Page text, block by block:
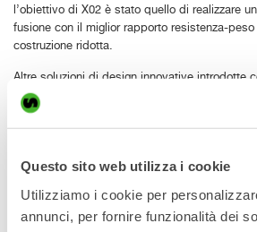
Questo sito web utilizza i cookie
Utilizziamo i cookie per
annunci, per fornire funzionalità dei
l’obiettivo di X02 è stato quello di realizzare
fusione con il miglior rapporto resistenza-peso
costruzione ridotta.
Altre soluzioni di design innovative introdotte
Un nuovo design del riduttore che
manutenzione
Posizionamento valvole e modulo di
proteggere da danni esterni